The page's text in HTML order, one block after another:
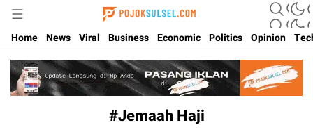
Pojoksulsel.com
Update Kabar Hits Sulsel, Langsung di Pojoksulsel.com
Home News Viral Business Economic Politics Opinion
#Jemaah Haji